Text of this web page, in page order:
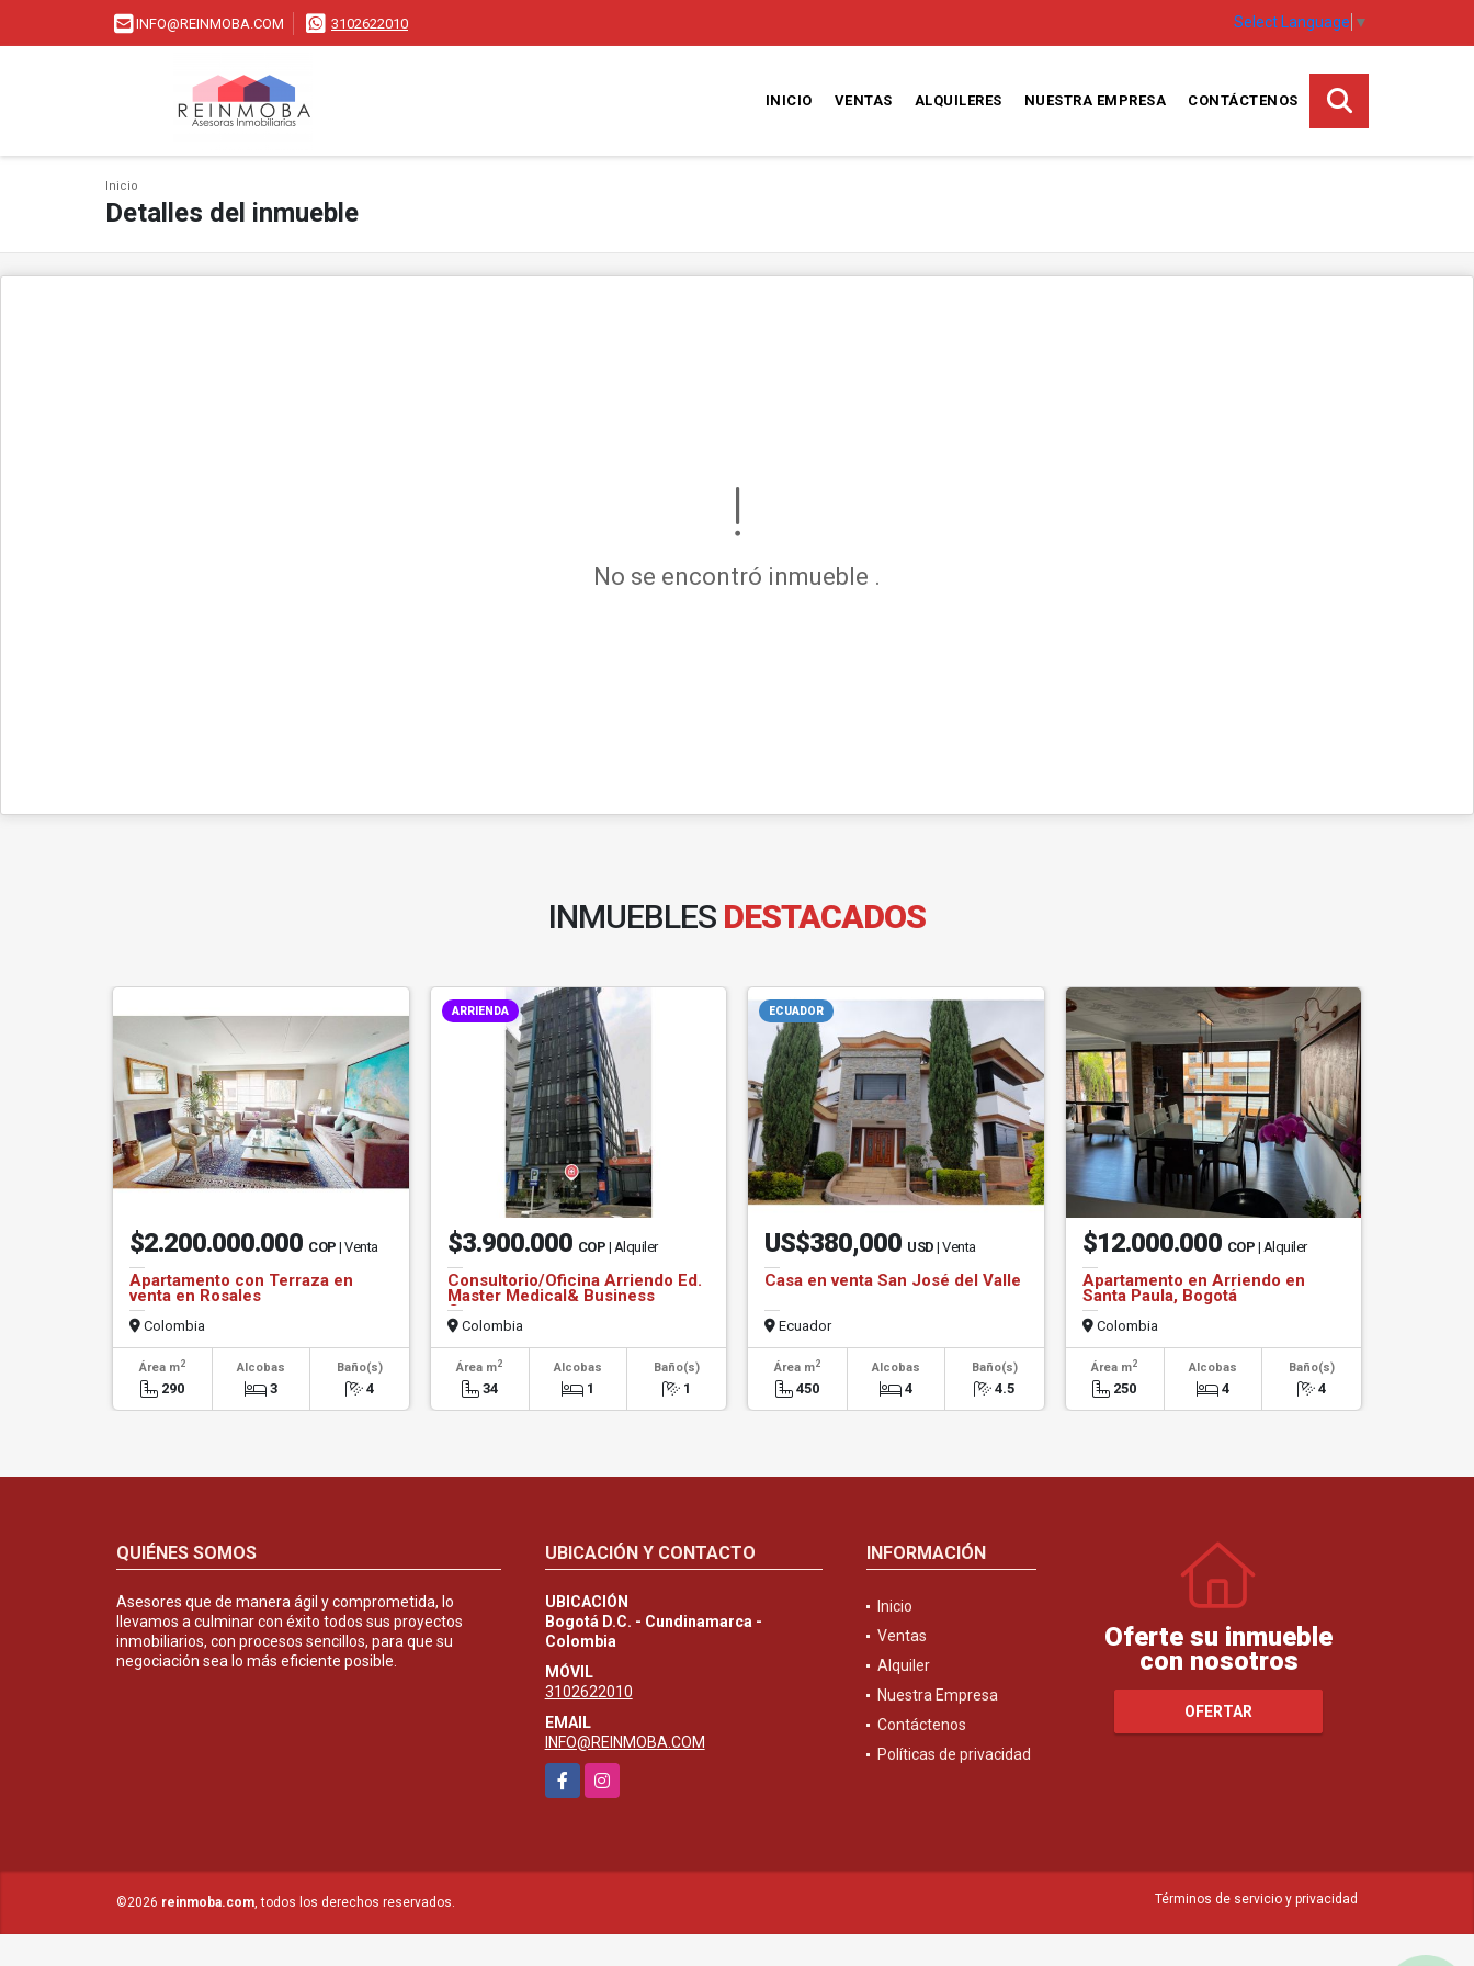
INFO@REINMOBA.COM 3102622010 Select Language ▼
INICIO VENTAS ALQUILERES NUESTRA EMPRESA CONTÁCTENOS
Inicio
Detalles del inmueble
No se encontró inmueble .
INMUEBLES DESTACADOS
$2.200.000.000 COP | Venta
Apartamento con Terraza en
venta en Rosales
Colombia
Área m2
290
Alcobas
3
Baño(s)
4
ARRIENDA
$3.900.000 COP | Alquiler
Consultorio/Oficina Arriendo Ed.
Master Medical& Business
Center
Colombia
Área m2
34
Alcobas
1
Baño(s)
1
ECUADOR
US$380,000 USD | Venta
Casa en venta San José del Valle
Ecuador
Área m2
450
Alcobas
4
Baño(s)
4.5
$12.000.000 COP | Alquiler
Apartamento en Arriendo en
Santa Paula, Bogotá
Colombia
Área m2
250
Alcobas
4
Baño(s)
4
QUIÉNES SOMOS
Asesores que de manera ágil y comprometida, lo
llevamos a culminar con éxito todos sus proyectos
inmobiliarios, con procesos sencillos, para que su
negociación sea lo más eficiente posible.
UBICACIÓN Y CONTACTO
UBICACIÓN
Bogotá D.C. - Cundinamarca -
Colombia
MÓVIL
3102622010
EMAIL
INFO@REINMOBA.COM
FacebookInstagram
INFORMACIÓN
Inicio
Ventas
Alquiler
Nuestra Empresa
Contáctenos
Políticas de privacidad
Oferte su inmueble
con nosotros
OFERTAR
©2026 reinmoba.com, todos los derechos reservados. Términos de servicio y privacidad